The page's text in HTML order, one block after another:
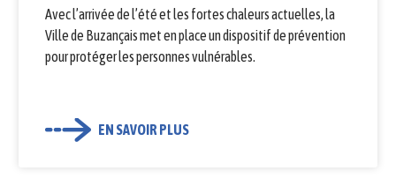
Avec l’arrivée de l’été et les fortes chaleurs actuelles, la
Ville de Buzançais met en place un dispositif de prévention
pour protéger les personnes vulnérables.
EN SAVOIR PLUS